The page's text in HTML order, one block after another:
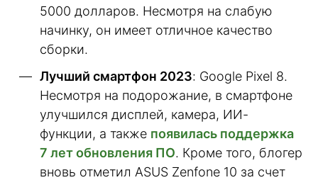
5000 долларов. Несмотря на слабую
начинку, он имеет отличное качество
сборки.
Лучший смартфон 2023: Google Pixel 8.
Несмотря на подорожание, в смартфоне
улучшился дисплей, камера, ИИ-
функции, а также появилась поддержка
7 лет обновления ПО. Кроме того, блогер
вновь отметил ASUS Zenfone 10 за счет